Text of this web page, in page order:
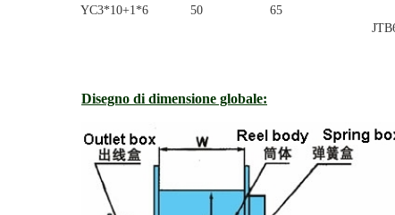
YC3*10+1*6 50 65
Disegno di dimensione globale: